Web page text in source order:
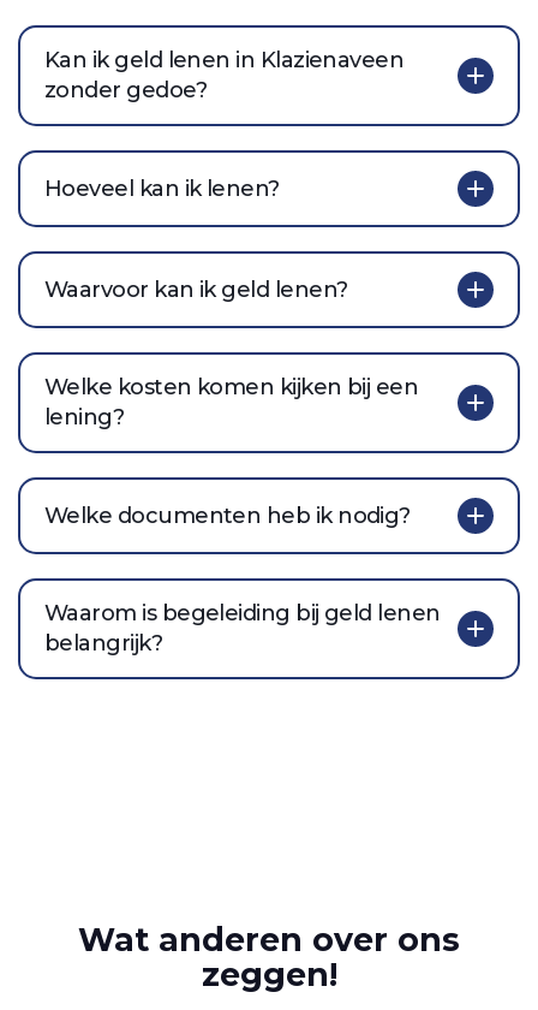
Kan ik geld lenen in Klazienaveen
zonder gedoe?
Hoeveel kan ik lenen?
Waarvoor kan ik geld lenen?
Welke kosten komen kijken bij een
lening?
Welke documenten heb ik nodig?
Waarom is begeleiding bij geld lenen
belangrijk?
Wat anderen over ons
zeggen!